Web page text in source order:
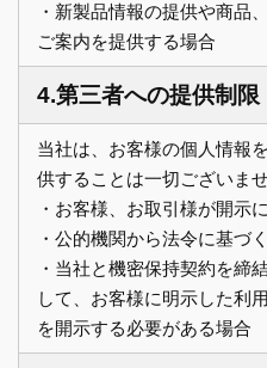
・新製品情報の提供や商品
ご案内を提供する場合
4.第三者への提供制限
当社は、お客様の個人情報
供することは一切ございませ
・お客様、お取引様が開示
・公的機関から法令に基づ
・当社と機密保持契約を締
して、お客様に明示した利
を開示する必要がある場合